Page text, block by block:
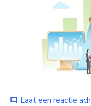
comment Laat een reactie